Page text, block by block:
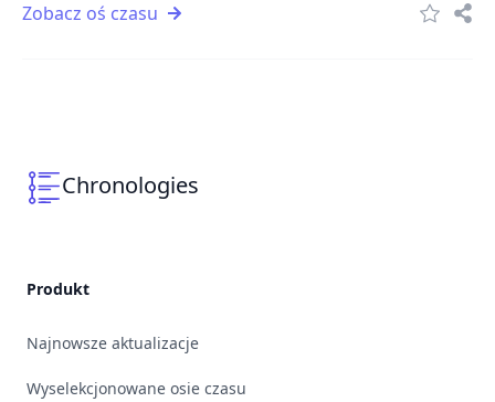
you informed and help you get the most out of the platform.
Zobacz oś czasu
Chronologies
Produkt
Najnowsze aktualizacje
Wyselekcjonowane osie czasu